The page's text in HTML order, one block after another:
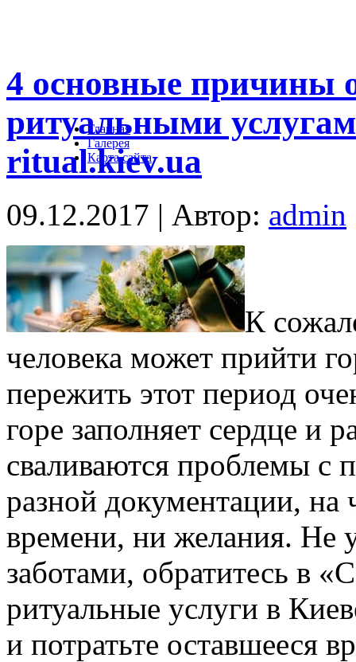
Главная
Галерея
Карта сайта
4 основные причины
ритуальными
ritual.kiev.ua
09.12.2017 | Автор: admin
К
человека может прийти
пережить этот период
горе заполняет сердце и
сваливаются проблемы с
разной документации, на
времени, ни желания. Не
заботами, обратитесь в
ритуальные услуги в
и потратьте оставшееся